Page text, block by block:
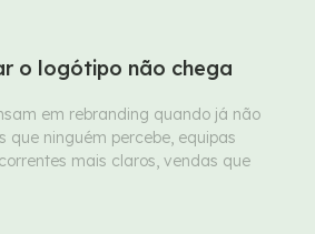
o logótipo não chega
em rebranding quando já não
que ninguém percebe, equipas
mais claros, vendas que